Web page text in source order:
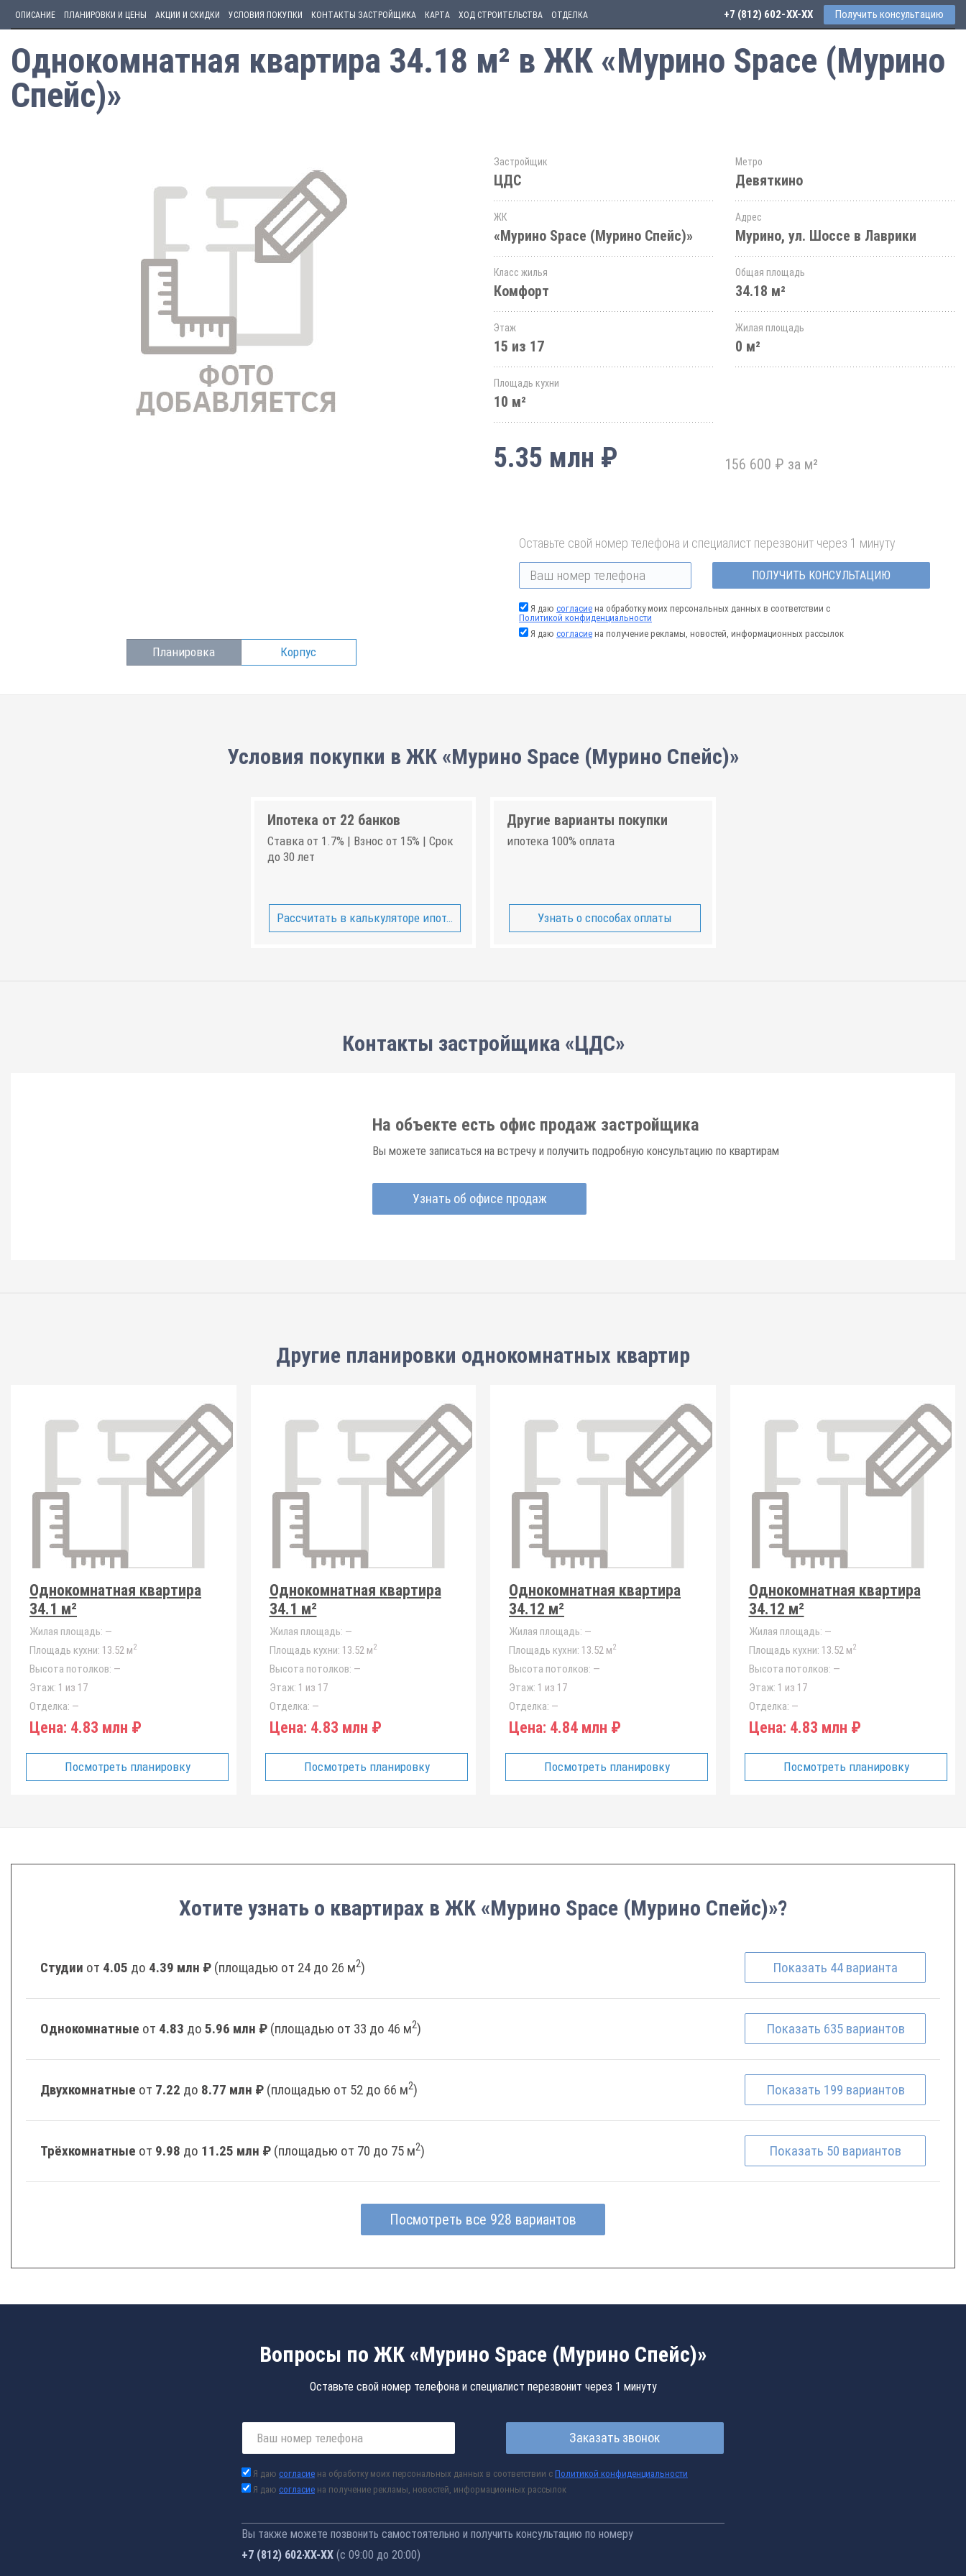
ОПИСАНИЕ ПЛАНИРОВКИ И ЦЕНЫ АКЦИИ И СКИДКИ УСЛОВИЯ ПОКУПКИ КОНТАКТЫ ЗАСТРОЙЩИКА КАРТА ХОД СТРОИТЕЛЬСТВА ОТДЕЛКА +7 (812) 602-44-77 Получить консультацию
Однокомнатная квартира 34.18 м² в ЖК «Мурино Space (Мурино
Спейс)»
Планировка Корпус
Застройщик
ЦДС
Метро
Девяткино
ЖК
«Мурино Space (Мурино Спейс)»
Адрес
Мурино, ул. Шоссе в Лаврики
Класс жилья
Комфорт
Общая площадь
34.18 м²
Этаж
15 из 17
Жилая площадь
0 м²
Площадь кухни
10 м²
5.35 млн ₽ 156 600 ₽ за м²
Оставьте свой номер телефона и специалист перезвонит через 1 минуту
ПОЛУЧИТЬ КОНСУЛЬТАЦИЮ
Я даю согласие на обработку моих персональных данных в соответствии с
Политикой конфиденциальности
Я даю согласие на получение рекламы, новостей, информационных рассылок
Условия покупки в ЖК «Мурино Space (Мурино Спейс)»
Ипотека от 22 банков
Ставка от 1.7% | Взнос от 15% | Срок
до 30 лет
Рассчитать в калькуляторе ипотеки
Другие варианты покупки
ипотека 100% оплата
Узнать о способах оплаты
Контакты застройщика «ЦДС»
На объекте есть офис продаж застройщика
Вы можете записаться на встречу и получить подробную консультацию по квартирам
Узнать об офисе продаж
Другие планировки однокомнатных квартир
Однокомнатная квартира
34.1 м²
Жилая площадь: —
Площадь кухни: 13.52 м2
Высота потолков: —
Этаж: 1 из 17
Отделка: —
Цена: 4.83 млн ₽
Посмотреть планировку
Однокомнатная квартира
34.1 м²
Жилая площадь: —
Площадь кухни: 13.52 м2
Высота потолков: —
Этаж: 1 из 17
Отделка: —
Цена: 4.83 млн ₽
Посмотреть планировку
Однокомнатная квартира
34.12 м²
Жилая площадь: —
Площадь кухни: 13.52 м2
Высота потолков: —
Этаж: 1 из 17
Отделка: —
Цена: 4.84 млн ₽
Посмотреть планировку
Однокомнатная квартира
34.12 м²
Жилая площадь: —
Площадь кухни: 13.52 м2
Высота потолков: —
Этаж: 1 из 17
Отделка: —
Цена: 4.83 млн ₽
Посмотреть планировку
Хотите узнать о квартирах в ЖК «Мурино Space (Мурино Спейс)»?
Студии от 4.05 до 4.39 млн ₽ (площадью от 24 до 26 м2) Показать 44 варианта
Однокомнатные от 4.83 до 5.96 млн ₽ (площадью от 33 до 46 м2) Показать 635 вариантов
Двухкомнатные от 7.22 до 8.77 млн ₽ (площадью от 52 до 66 м2) Показать 199 вариантов
Трёхкомнатные от 9.98 до 11.25 млн ₽ (площадью от 70 до 75 м2) Показать 50 вариантов
Посмотреть все 928 вариантов
Вопросы по ЖК «Мурино Space (Мурино Спейс)»
Оставьте свой номер телефона и специалист перезвонит через 1 минуту
Заказать звонок
Я даю согласие на обработку моих персональных данных в соответствии с Политикой конфиденциальности
Я даю согласие на получение рекламы, новостей, информационных рассылок
Вы также можете позвонить самостоятельно и получить консультацию по номеру
+7 (812) 602-44-77 (с 09:00 до 20:00)